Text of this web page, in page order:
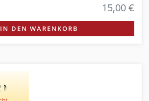
15,00 €
IN DEN WARENKORB